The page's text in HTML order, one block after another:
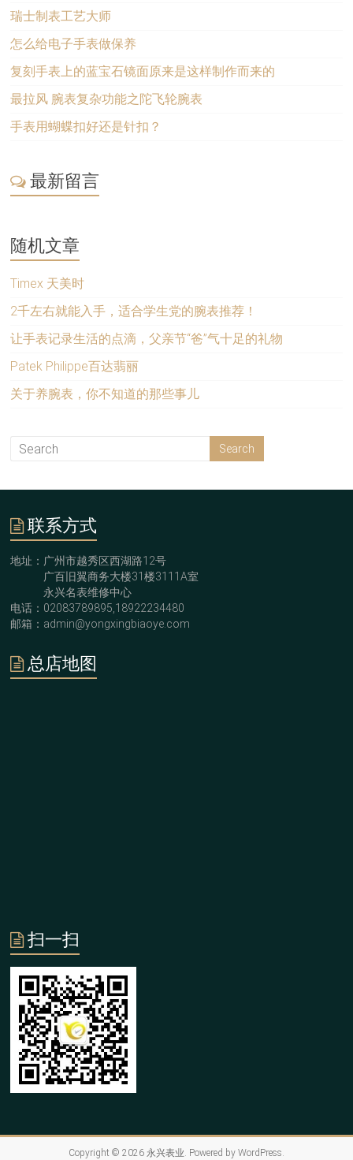
瑞士制表工艺大师
怎么给电子手表做保养
复刻手表上的蓝宝石镜面原来是这样制作而来的
最拉风 腕表复杂功能之陀飞轮腕表
手表用蝴蝶扣好还是针扣？
最新留言
随机文章
Timex 天美时
2千左右就能入手，适合学生党的腕表推荐！
让手表记录生活的点滴，父亲节“爸”气十足的礼物
Patek Philippe百达翡丽
关于养腕表，你不知道的那些事儿
联系方式
地址：广州市越秀区西湖路12号
广百旧翼商务大楼31楼3111A室
永兴名表维修中心
电话：02083789895,18922234480
邮箱：admin@yongxingbiaoye.com
总店地图
扫一扫
Copyright © 2026 永兴表业. Powered by WordPress.